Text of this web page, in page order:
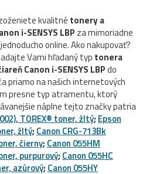
kvalitné tonery a
i-SENSYS LBP za mimoriadne
online. Ako nakupovať?
Vami hľadaný typ tonera
Canon i-SENSYS LBPdo
priamo na našich internetových
presne typ atramentu, ktorý
náplne tejto značky patria
TOREX® toner, žltý; Epson
žltý; Canon CRG-713Bk
čierny; Canon 055HM
purpurový; Canon 055HC
azúrový; Canon 055HY